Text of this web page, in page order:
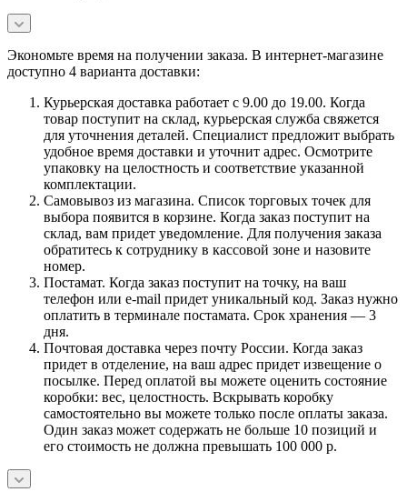
Экономьте время на получении заказа. В интернет-магазине
доступно 4 варианта доставки:
Курьерская доставка работает с 9.00 до 19.00. Когда
товар поступит на склад, курьерская служба свяжется
для уточнения деталей. Специалист предложит выбрать
удобное время доставки и уточнит адрес. Осмотрите
упаковку на целостность и соответствие указанной
комплектации.
Самовывоз из магазина. Список торговых точек для
выбора появится в корзине. Когда заказ поступит на
склад, вам придет уведомление. Для получения заказа
обратитесь к сотруднику в кассовой зоне и назовите
номер.
Постамат. Когда заказ поступит на точку, на ваш
телефон или e-mail придет уникальный код. Заказ нужно
оплатить в терминале постамата. Срок хранения — 3
дня.
Почтовая доставка через почту России. Когда заказ
придет в отделение, на ваш адрес придет извещение о
посылке. Перед оплатой вы можете оценить состояние
коробки: вес, целостность. Вскрывать коробку
самостоятельно вы можете только после оплаты заказа.
Один заказ может содержать не больше 10 позиций и
его стоимость не должна превышать 100 000 р.